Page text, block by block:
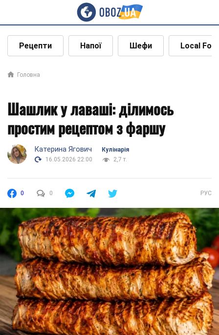
Рецепти Напої Шефи Local
Головна
Шашлик у лаваші: ділимось
простим рецептом з фаршу
Катерина Ягович
Кулінарія
16.05.2026 22:00
2,7 т.
0 0 РУС